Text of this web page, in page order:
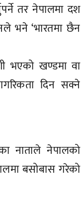
तर नेपालमा दश
भने ‘भारतमा छैन
भएको खण्डमा वा
दिन सक्ने
नाताले नेपालको
बसोबास गरेको